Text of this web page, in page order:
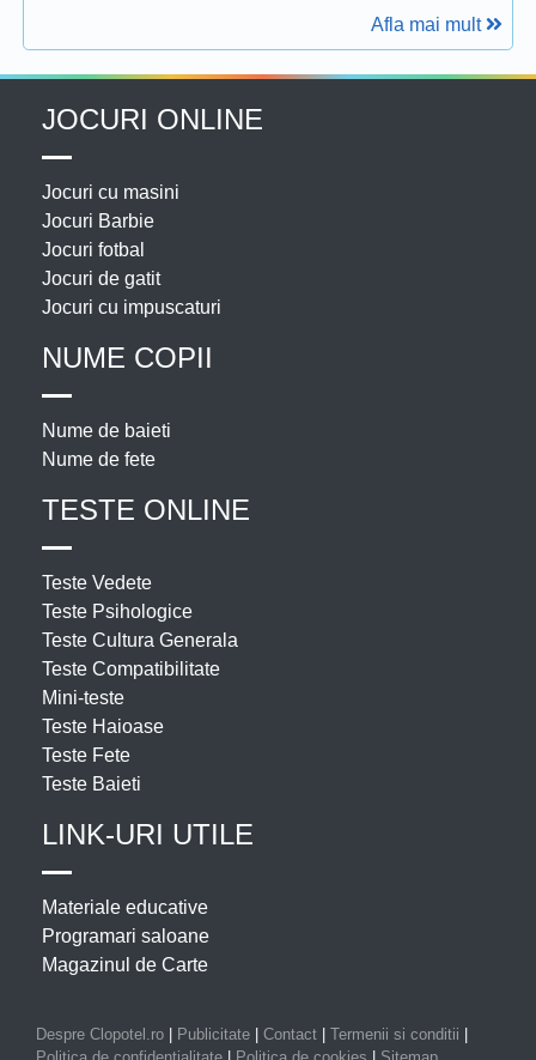
Afla mai mult
JOCURI ONLINE
Jocuri cu masini
Jocuri Barbie
Jocuri fotbal
Jocuri de gatit
Jocuri cu impuscaturi
NUME COPII
Nume de baieti
Nume de fete
TESTE ONLINE
Teste Vedete
Teste Psihologice
Teste Cultura Generala
Teste Compatibilitate
Mini-teste
Teste Haioase
Teste Fete
Teste Baieti
LINK-URI UTILE
Materiale educative
Programari saloane
Magazinul de Carte
Despre Clopotel.ro | Publicitate | Contact | Termenii si conditii |